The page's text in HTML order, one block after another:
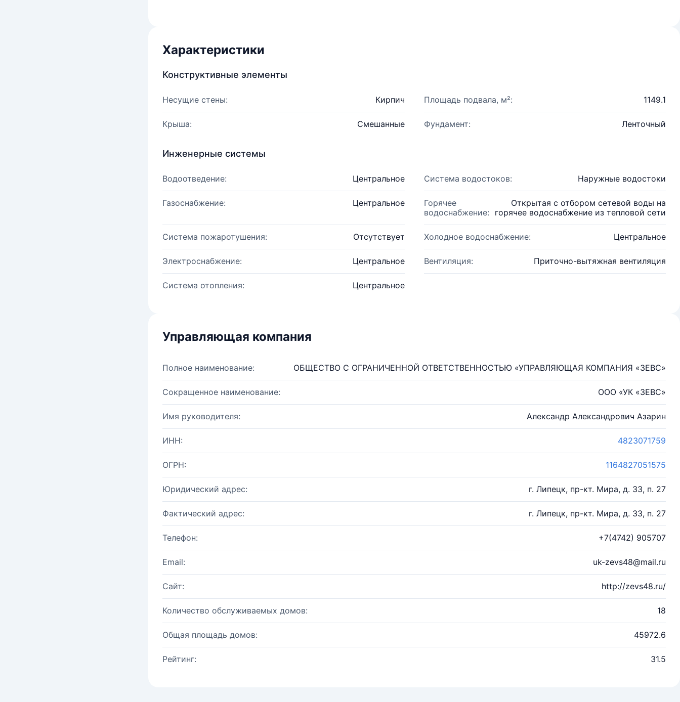
Характеристики
Конструктивные элементы
Несущие стены: Кирпич Площадь подвала, м²: 1149.1
Крыша: Смешанные Фундамент: Ленточный
Инженерные системы
Водоотведение: Центральное Система водостоков: Наружные водостоки
Газоснабжение: Центральное
Горячее
водоснабжение:
Открытая с отбором сетевой воды на
горячее водоснабжение из тепловой сети
Система пожаротушения: Отсутствует Холодное водоснабжение: Центральное
Электроснабжение: Центральное Вентиляция: Приточно-вытяжная вентиляция
Система отопления: Центральное
Управляющая компания
Полное наименование: ОБЩЕСТВО С ОГРАНИЧЕННОЙ ОТВЕТСТВЕННОСТЬЮ «УПРАВЛЯЮЩАЯ КОМПАНИЯ «ЗЕВС»
Сокращенное наименование: ООО «УК «ЗЕВС»
Имя руководителя: Александр Александрович Азарин
ИНН: 4823071759
ОГРН: 1164827051575
Юридический адрес: г. Липецк, пр-кт. Мира, д. 33, п. 27
Фактический адрес: г. Липецк, пр-кт. Мира, д. 33, п. 27
Телефон: +7(4742) 905707
Email: uk-zevs48@mail.ru
Сайт: http://zevs48.ru/
Количество обслуживаемых домов: 18
Общая площадь домов: 45972.6
Рейтинг: 31.5